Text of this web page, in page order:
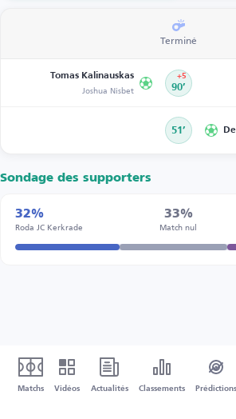
Terminé
Tomas Kalinauskas
Joshua Nisbet 90’
+5
51’
Sondage des supporters
32%
Roda JC Kerkrade
33%
Match nul
Matchs Vidéos Actualités Classements Prédictions